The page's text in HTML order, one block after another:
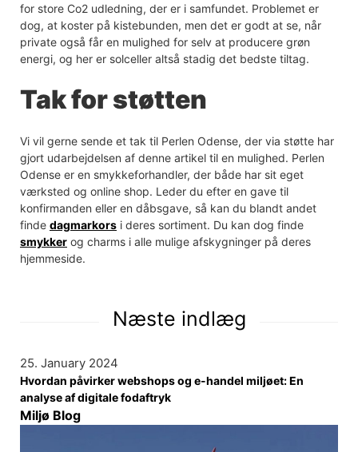
for store Co2 udledning, der er i samfundet. Problemet er
dog, at koster på kistebunden, men det er godt at se, når
private også får en mulighed for selv at producere grøn
energi, og her er solceller altså stadig det bedste tiltag.
Tak for støtten
Vi vil gerne sende et tak til Perlen Odense, der via støtte har
gjort udarbejdelsen af denne artikel til en mulighed. Perlen
Odense er en smykkeforhandler, der både har sit eget
værksted og online shop. Leder du efter en gave til
konfirmanden eller en dåbsgave, så kan du blandt andet
finde dagmarkors i deres sortiment. Du kan dog finde
smykker og charms i alle mulige afskygninger på deres
hjemmeside.
Næste indlæg
25. January 2024
Hvordan påvirker webshops og e-handel miljøet: En
analyse af digitale fodaftryk
Miljø Blog